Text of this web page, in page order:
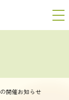
開催お知らせ